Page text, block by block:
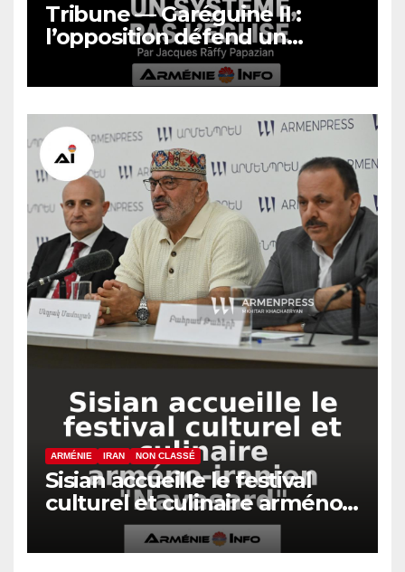
Tribune — Garéguine II :
l’opposition défend un
système, pas l’Église
ARMÉNIE IRAN NON CLASSÉ
Sisian accueille le festival
culturel et culinaire arméno-
iranien « Navasard »